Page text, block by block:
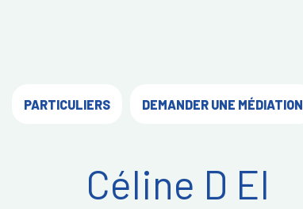
PARTICULIERS DEMANDER UNE MÉDIATION
Céline D EI